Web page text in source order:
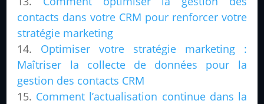
contacts dans votre CRM pour renforcer votre
stratégie marketing
Optimiser votre stratégie marketing :
Maîtriser la collecte de données pour la
gestion des contacts CRM
Comment l’actualisation continue dans la